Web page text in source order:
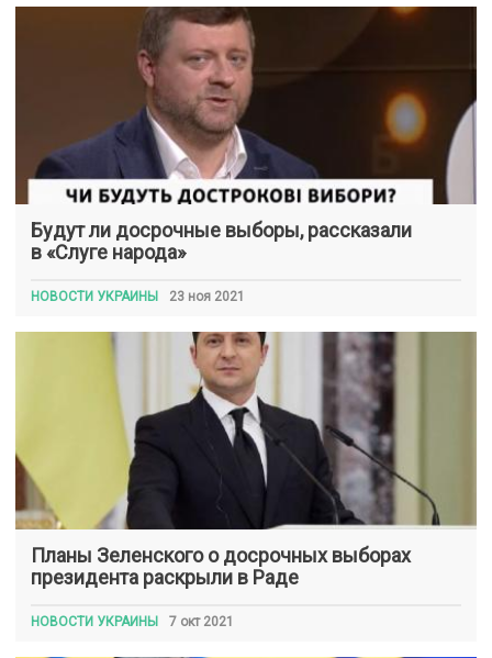
Будут ли досрочные выборы, рассказали
в «Слуге народа»
НОВОСТИ УКРАИНЫ 23 ноя 2021
Планы Зеленского о досрочных выборах
президента раскрыли в Раде
НОВОСТИ УКРАИНЫ 7 окт 2021